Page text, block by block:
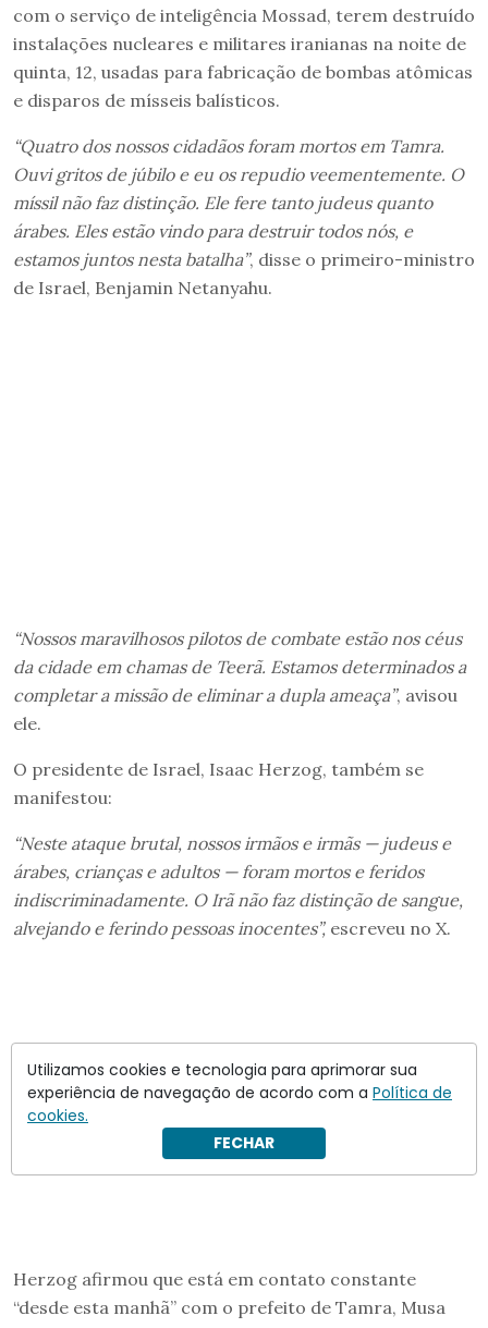
com o serviço de inteligência Mossad, terem destruído
instalações nucleares e militares iranianas na noite de
quinta, 12, usadas para fabricação de bombas atômicas
e disparos de mísseis balísticos.
“Quatro dos nossos cidadãos foram mortos em Tamra.
Ouvi gritos de júbilo e eu os repudio veementemente. O
míssil não faz distinção. Ele fere tanto judeus quanto
árabes. Eles estão vindo para destruir todos nós, e
estamos juntos nesta batalha”, disse o primeiro-ministro
de Israel, Benjamin Netanyahu.
“Nossos maravilhosos pilotos de combate estão nos céus
da cidade em chamas de Teerã. Estamos determinados a
completar a missão de eliminar a dupla ameaça”, avisou
ele.
O presidente de Israel, Isaac Herzog, também se
manifestou:
“Neste ataque brutal, nossos irmãos e irmãs — judeus e
árabes, crianças e adultos — foram mortos e feridos
indiscriminadamente. O Irã não faz distinção de sangue,
alvejando e ferindo pessoas inocentes”, escreveu no X.
Herzog afirmou que está em contato constante
“desde esta manhã” com o prefeito de Tamra, Musa
Utilizamos cookies e tecnologia para aprimorar sua
experiência de navegação de acordo com a Política de
cookies.
FECHAR